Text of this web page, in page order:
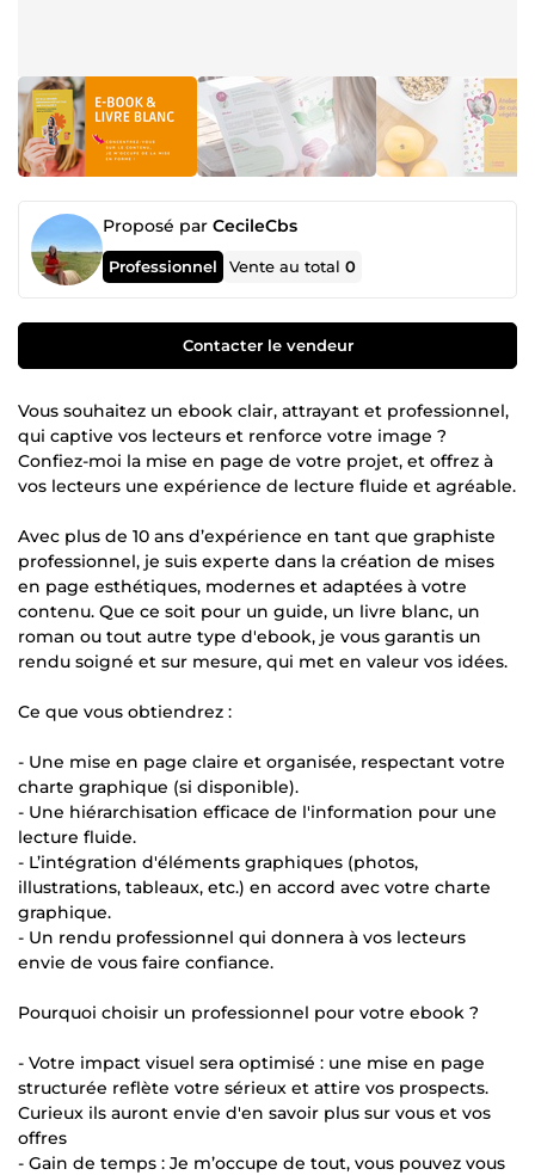
Proposé par CecileCbs
Professionnel Vente au total0
Contacter le vendeur
Vous souhaitez un ebook clair, attrayant et professionnel,
qui captive vos lecteurs et renforce votre image ?
Confiez-moi la mise en page de votre projet, et offrez à
vos lecteurs une expérience de lecture fluide et agréable.
Avec plus de 10 ans d’expérience en tant que graphiste
professionnel, je suis experte dans la création de mises
en page esthétiques, modernes et adaptées à votre
contenu. Que ce soit pour un guide, un livre blanc, un
roman ou tout autre type d'ebook, je vous garantis un
rendu soigné et sur mesure, qui met en valeur vos idées.
Ce que vous obtiendrez :
- Une mise en page claire et organisée, respectant votre
charte graphique (si disponible).
- Une hiérarchisation efficace de l'information pour une
lecture fluide.
- L’intégration d'éléments graphiques (photos,
illustrations, tableaux, etc.) en accord avec votre charte
graphique.
- Un rendu professionnel qui donnera à vos lecteurs
envie de vous faire confiance.
Pourquoi choisir un professionnel pour votre ebook ?
- Votre impact visuel sera optimisé : une mise en page
structurée reflète votre sérieux et attire vos prospects.
Curieux ils auront envie d'en savoir plus sur vous et vos
offres
- Gain de temps : Je m’occupe de tout, vous pouvez vous